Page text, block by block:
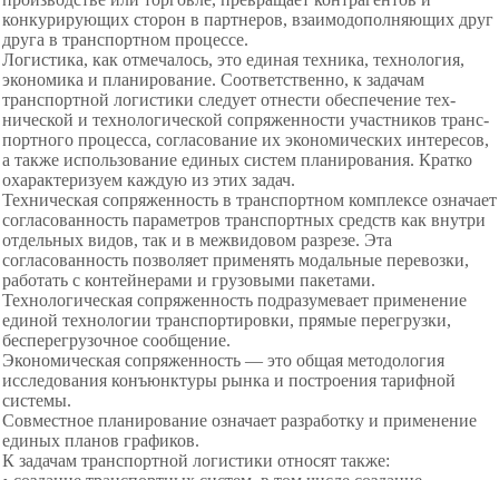
конкурирующих сторон в партнеров, взаимодополняющих друг
друга в транспортном процессе.
Логистика, как отмечалось, это единая техника, техно­логия,
экономика и планирование. Соответственно, к задачам
транспортной логистики следует отнести обеспечение тех­
нической и технологической сопряженности участников транс­
портного процесса, согласование их экономических интере­сов,
а также использование единых систем планирования. Кратко
охарактеризуем каждую из этих задач.
Техническая сопряженность в транспортном комплек­се означает
согласованность параметров транспортных средств как внутри
отдельных видов, так и в межвидовом разрезе. Эта
согласованность позволяет применять модальные перевозки,
работать с контейнерами и грузовыми па­кетами.
Технологическая сопряженность подразумевает приме­нение
единой технологии транспортировки, прямые пере­грузки,
бесперегрузочное сообщение.
Экономическая сопряженность — это общая методо­логия
исследования конъюнктуры рынка и построения та­рифной
системы.
Совместное планирование означает разработку и при­менение
единых планов графиков.
К задачам транспортной логистики относят также: